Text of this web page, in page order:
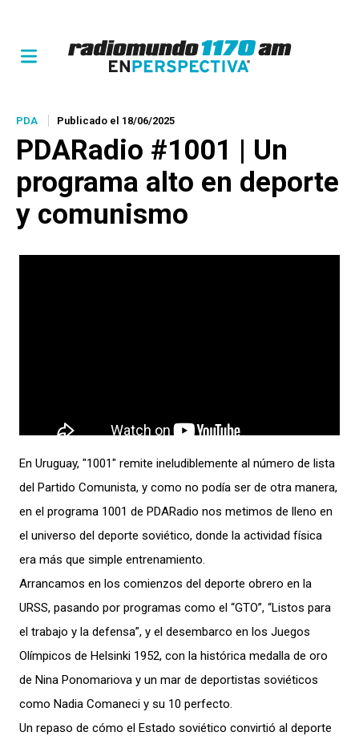
PDA Publicado el 18/06/2025
PDARadio #1001 | Un
programa alto en deporte
y comunismo
En Uruguay, "1001″ remite ineludiblemente al número de lista
del Partido Comunista, y como no podía ser de otra manera,
en el programa 1001 de PDARadio nos metimos de lleno en
el universo del deporte soviético, donde la actividad física
era más que simple entrenamiento.
Arrancamos en los comienzos del deporte obrero en la
URSS, pasando por programas como el “GTO”, “Listos para
el trabajo y la defensa”, y el desembarco en los Juegos
Olímpicos de Helsinki 1952, con la histórica medalla de oro
de Nina Ponomariova y un mar de deportistas soviéticos
como Nadia Comaneci y su 10 perfecto.
Un repaso de cómo el Estado soviético convirtió al deporte